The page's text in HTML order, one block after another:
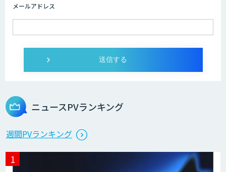
メールアドレス
ニュースPVランキング
週間PVランキング